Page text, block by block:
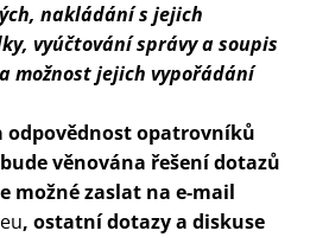
nakládání s jejich
vyúčtování správy a soupis
možnost jejich vypořádání
odpovědnost opatrovníků
věnována řešení dotazů
možné zaslat na e-mail
, ostatní dotazy a diskuse